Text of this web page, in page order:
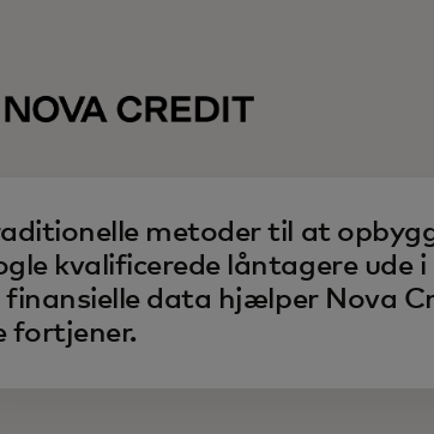
metoder til at
kvalificerede låntagere ude
data hjælper Nova
fortjener.